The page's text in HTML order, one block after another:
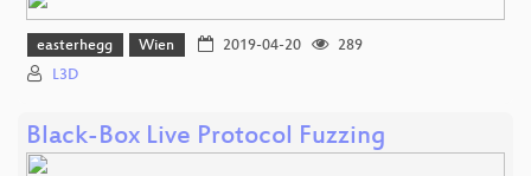
easterhegg Wien 2019-04-20
289
L3D
Black-Box Live Protocol Fuzzing